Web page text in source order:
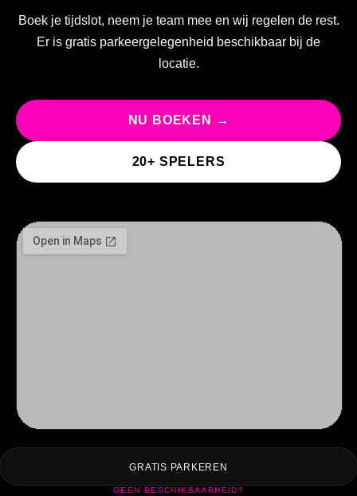
Boek je tijdslot, neem je team mee en wij regelen de rest.
Er is gratis parkeergelegenheid beschikbaar bij de
locatie.
NU BOEKEN →
20+ SPELERS
GRATIS PARKEREN
GEEN BESCHIKBAARHEID?